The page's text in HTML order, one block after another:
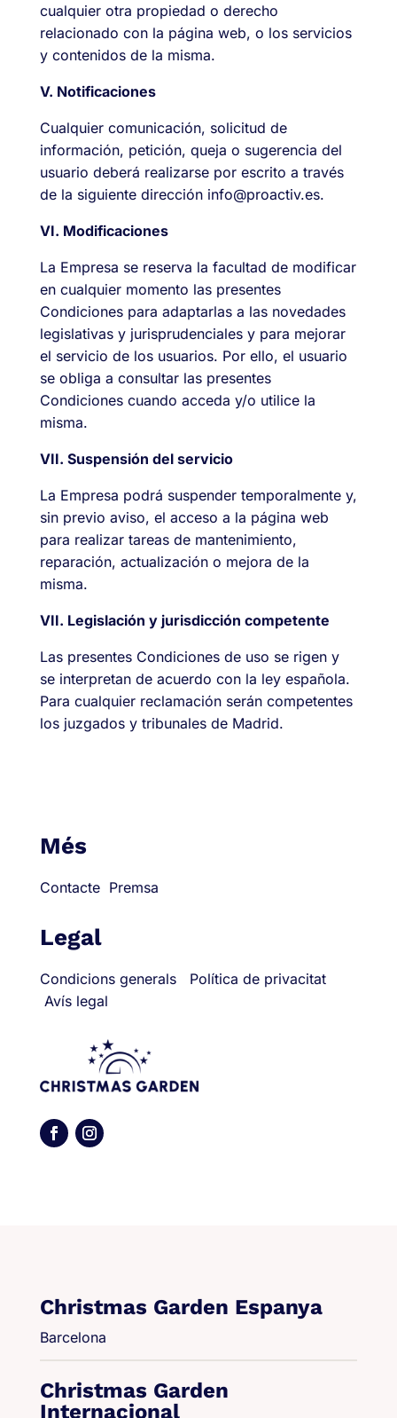
cualquier otra propiedad o derecho
relacionado con la página web, o los servicios
y contenidos de la misma.
V. Notificaciones
Cualquier comunicación, solicitud de
información, petición, queja o sugerencia del
usuario deberá realizarse por escrito a través
de la siguiente dirección info@proactiv.es.
VI. Modificaciones
La Empresa se reserva la facultad de modificar
en cualquier momento las presentes
Condiciones para adaptarlas a las novedades
legislativas y jurisprudenciales y para mejorar
el servicio de los usuarios. Por ello, el usuario
se obliga a consultar las presentes
Condiciones cuando acceda y/o utilice la
misma.
VII. Suspensión del servicio
La Empresa podrá suspender temporalmente y,
sin previo aviso, el acceso a la página web
para realizar tareas de mantenimiento,
reparación, actualización o mejora de la
misma.
VII. Legislación y jurisdicción competente
Las presentes Condiciones de uso se rigen y
se interpretan de acuerdo con la ley española.
Para cualquier reclamación serán competentes
los juzgados y tribunales de Madrid.
Més
Contacte Premsa
Legal
Condicions generals
Política de privacitat
Avís legal
Christmas Garden Espanya
Barcelona
Christmas Garden
Internacional